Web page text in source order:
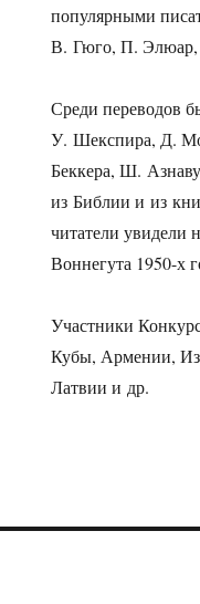
популярными
В. Гюго, П. Элюар,
Среди переводов
У. Шекспира, Д.
Беккера, Ш.
из Библии и из
читатели увидели
Воннегута 1950-х
Участники
Кубы, Армении,
Латвии и др.